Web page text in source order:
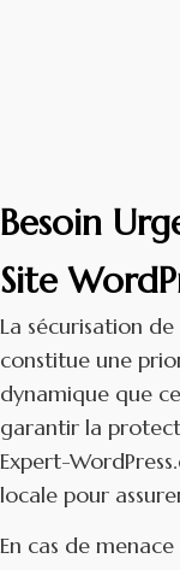
Besoin
Site
La sécurisation
constitue une
dynamique que
garantir la
Expert-
locale pour
En cas de